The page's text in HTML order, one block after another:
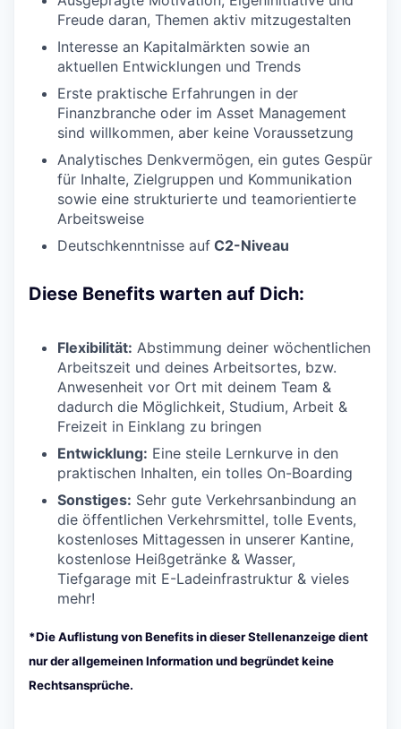
Freude daran, Themen aktiv mitzugestalten
Interesse an Kapitalmärkten sowie an
aktuellen Entwicklungen und Trends
Erste praktische Erfahrungen in der
Finanzbranche oder im Asset Management
sind willkommen, aber keine Voraussetzung
Analytisches Denkvermögen, ein gutes Gespür
für Inhalte, Zielgruppen und Kommunikation
sowie eine strukturierte und teamorientierte
Arbeitsweise
Deutschkenntnisse auf C2-Niveau
Diese Benefits warten auf Dich:
Flexibilität: Abstimmung deiner wöchentlichen
Arbeitszeit und deines Arbeitsortes, bzw.
Anwesenheit vor Ort mit deinem Team &
dadurch die Möglichkeit, Studium, Arbeit &
Freizeit in Einklang zu bringen
Entwicklung: Eine steile Lernkurve in den
praktischen Inhalten, ein tolles On-Boarding
Sonstiges: Sehr gute Verkehrsanbindung an
die öffentlichen Verkehrsmittel, tolle Events,
kostenloses Mittagessen in unserer Kantine,
kostenlose Heißgetränke & Wasser,
Tiefgarage mit E-Ladeinfrastruktur & vieles
mehr!
*Die Auflistung von Benefits in dieser Stellenanzeige dient
nur der allgemeinen Information und begründet keine
Rechtsansprüche.